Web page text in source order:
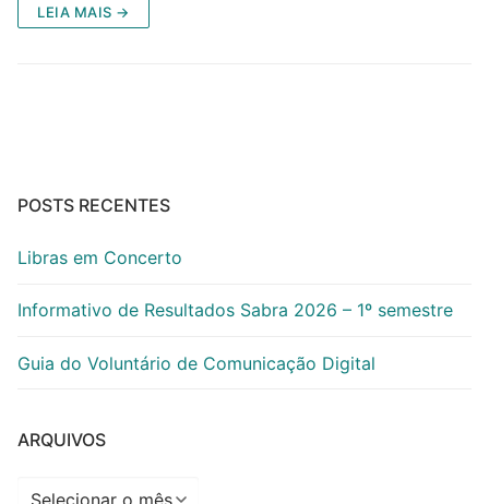
LEIA MAIS →
POSTS RECENTES
Libras em Concerto
Informativo de Resultados Sabra 2026 – 1º semestre
Guia do Voluntário de Comunicação Digital
ARQUIVOS
Arquivos